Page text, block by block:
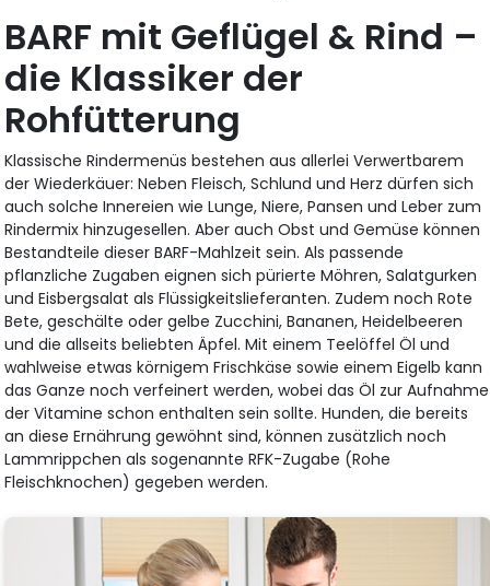
BARF mit Geflügel & Rind –
die Klassiker der
Rohfütterung
Klassische Rindermenüs bestehen aus allerlei Verwertbarem
der Wiederkäuer: Neben Fleisch, Schlund und Herz dürfen sich
auch solche Innereien wie Lunge, Niere, Pansen und Leber zum
Rindermix hinzugesellen. Aber auch Obst und Gemüse können
Bestandteile dieser BARF-Mahlzeit sein. Als passende
pflanzliche Zugaben eignen sich pürierte Möhren, Salatgurken
und Eisbergsalat als Flüssigkeitslieferanten. Zudem noch Rote
Bete, geschälte oder gelbe Zucchini, Bananen, Heidelbeeren
und die allseits beliebten Äpfel. Mit einem Teelöffel Öl und
wahlweise etwas körnigem Frischkäse sowie einem Eigelb kann
das Ganze noch verfeinert werden, wobei das Öl zur Aufnahme
der Vitamine schon enthalten sein sollte. Hunden, die bereits
an diese Ernährung gewöhnt sind, können zusätzlich noch
Lammrippchen als sogenannte RFK-Zugabe (Rohe
Fleischknochen) gegeben werden.